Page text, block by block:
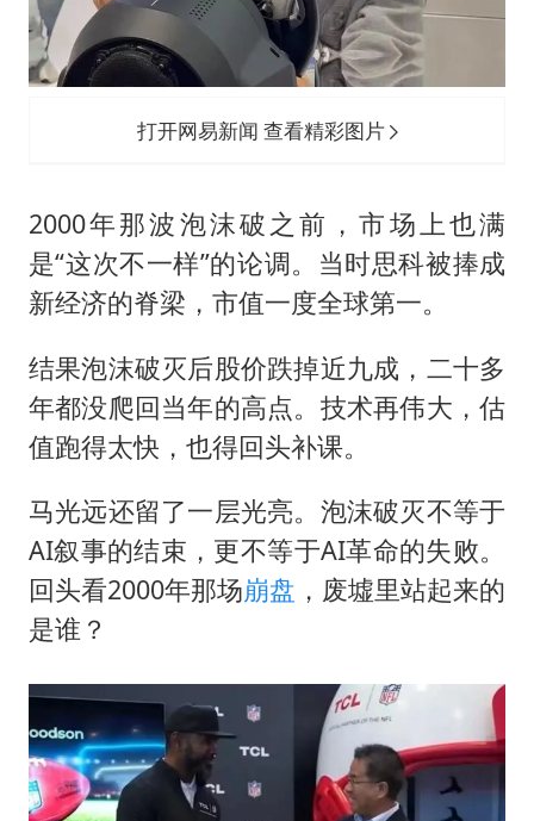
打开网易新闻 查看精彩图片
2000年那波泡沫破之前，市场上也满
是“这次不一样”的论调。当时思科被捧成
新经济的脊梁，市值一度全球第一。
结果泡沫破灭后股价跌掉近九成，二十多
年都没爬回当年的高点。技术再伟大，估
值跑得太快，也得回头补课。
马光远还留了一层光亮。泡沫破灭不等于
AI叙事的结束，更不等于AI革命的失败。
回头看2000年那场崩盘 ，废墟里站起来的
是谁？